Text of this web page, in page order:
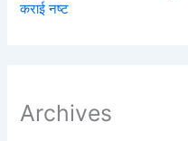
कराई नष्ट
Archives